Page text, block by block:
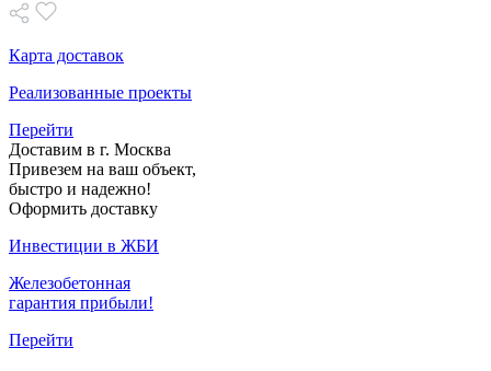
Карта доставок
Реализованные проекты
Перейти
Доставим в г. Москва
Привезем на ваш объект,
быстро и надежно!
Оформить доставку
Инвестиции в ЖБИ
Железобетонная
гарантия прибыли!
Перейти